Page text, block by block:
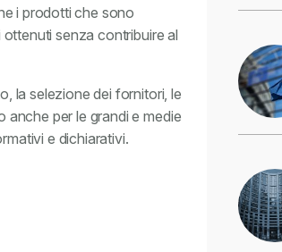
i prodotti che sono
senza contribuire al
la selezione dei fornitori, le
per le grandi e medie
e dichiarativi.